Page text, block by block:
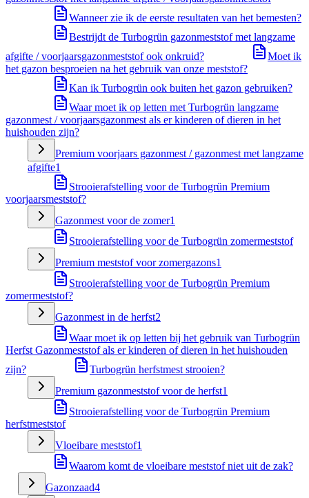
Wanneer zie ik de eerste resultaten van het bemesten?
Bestrijdt de Turbogrün gazonmeststof met langzame
afgifte / voorjaarsgazonmeststof ook onkruid?
Moet ik
het gazon besproeien na het gebruik van onze meststof?
Kan ik Turbogrün ook buiten het gazon gebruiken?
Waar moet ik op letten met Turbogrün langzame
gazonmest / voorjaarsgazonmest als er kinderen of dieren in het
huishouden zijn?
Premium voorjaars gazonmest / gazonmest met langzame
afgifte1
Strooierafstelling voor de Turbogrün Premium
voorjaarsmeststof?
Gazonmest voor de zomer1
Strooierafstelling voor de Turbogrün zomermeststof
Premium meststof voor zomergazons1
Strooierafstelling voor de Turbogrün Premium
zomermeststof?
Gazonmest in de herfst2
Waar moet ik op letten bij het gebruik van Turbogrün
Herfst Gazonmeststof als er kinderen of dieren in het huishouden
zijn?
Turbogrün herfstmest strooien?
Premium gazonmeststof voor de herfst1
Strooierafstelling voor de Turbogrün Premium
herfstmeststof
Vloeibare meststof1
Waarom komt de vloeibare meststof niet uit de zak?
Gazonzaad4